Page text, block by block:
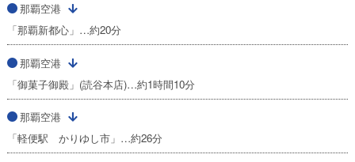
那覇空港
「那覇新都心」…約20分
那覇空港
「御菓子御殿」(読谷本店)…約1時間10分
那覇空港
「軽便駅 かりゆし市」…約26分